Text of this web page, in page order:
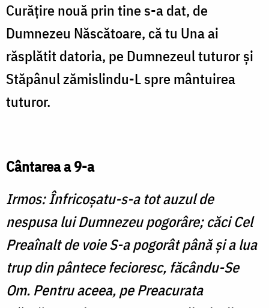
Curăţire nouă prin tine s-a dat, de
Dumnezeu Născătoare, că tu Una ai
răsplătit datoria, pe Dumnezeul tuturor şi
Stăpânul zămislindu-L spre mântuirea
tuturor.
Cântarea a 9-a
Irmos: Înfricoşatu-s-a tot auzul de
nespusa lui Dumnezeu pogorâre; căci Cel
Preaînalt de voie S-a pogorât până şi a lua
trup din pântece fecioresc, făcându-Se
Om. Pentru aceea, pe Preacurata